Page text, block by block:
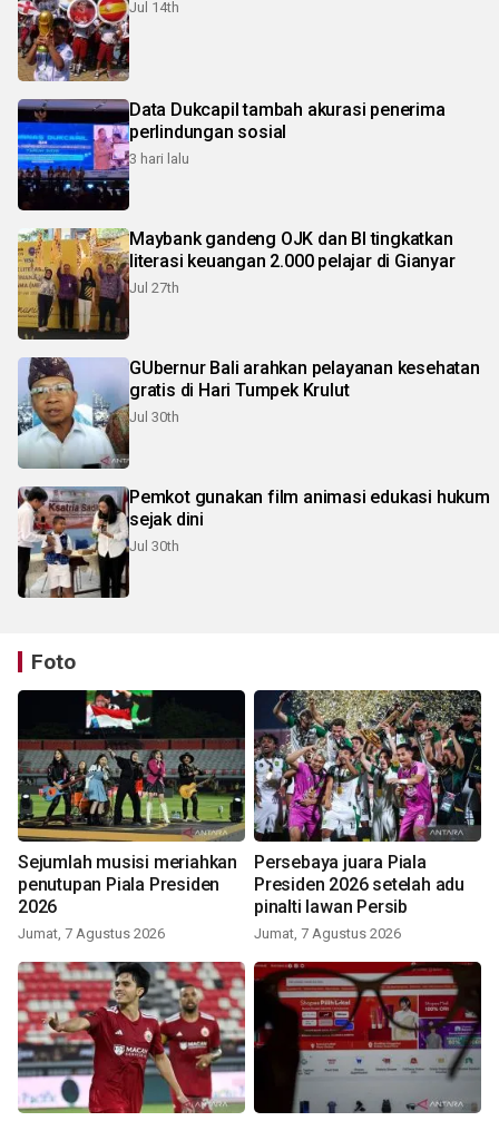
Jul 14th
Data Dukcapil tambah akurasi penerima
perlindungan sosial
3 hari lalu
Maybank gandeng OJK dan BI tingkatkan
literasi keuangan 2.000 pelajar di Gianyar
Jul 27th
GUbernur Bali arahkan pelayanan kesehatan
gratis di Hari Tumpek Krulut
Jul 30th
Pemkot gunakan film animasi edukasi hukum
sejak dini
Jul 30th
Foto
Sejumlah musisi meriahkan
penutupan Piala Presiden
2026
Jumat, 7 Agustus 2026
Persebaya juara Piala
Presiden 2026 setelah adu
pinalti lawan Persib
Jumat, 7 Agustus 2026